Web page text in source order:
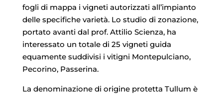
fogli di mappa i vigneti autorizzati all’impianto
delle specifiche varietà. Lo studio di zonazione,
portato avanti dal prof. Attilio Scienza, ha
interessato un totale di 25 vigneti guida
equamente suddivisi i vitigni Montepulciano,
Pecorino, Passerina.
La denominazione di origine protetta Tullum è